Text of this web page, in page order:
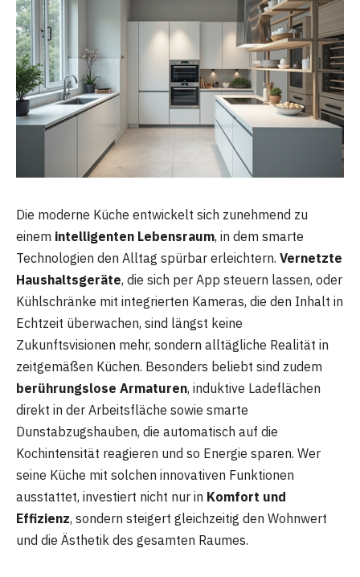
Die moderne Küche entwickelt sich zunehmend zu
einem intelligenten Lebensraum, in dem smarte
Technologien den Alltag spürbar erleichtern. Vernetzte
Haushaltsgeräte, die sich per App steuern lassen, oder
Kühlschränke mit integrierten Kameras, die den Inhalt in
Echtzeit überwachen, sind längst keine
Zukunftsvisionen mehr, sondern alltägliche Realität in
zeitgemäßen Küchen. Besonders beliebt sind zudem
berührungslose Armaturen, induktive Ladeflächen
direkt in der Arbeitsfläche sowie smarte
Dunstabzugshauben, die automatisch auf die
Kochintensität reagieren und so Energie sparen. Wer
seine Küche mit solchen innovativen Funktionen
ausstattet, investiert nicht nur in Komfort und
Effizienz, sondern steigert gleichzeitig den Wohnwert
und die Ästhetik des gesamten Raumes.